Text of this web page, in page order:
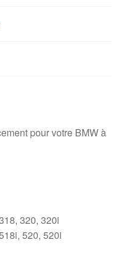
pour votre BMW à
320, 320i
520, 520i